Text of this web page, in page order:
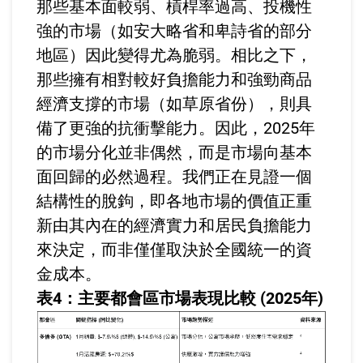
那些基本面較弱、槓桿率過高、投機性
強的市場（如安大略省和卑詩省的部分
地區）因此變得尤為脆弱。相比之下，
那些擁有相對較好負擔能力和強勁商品
經濟支撐的市場（如草原省份），則具
備了更強的抗衝擊能力。因此，2025年
的市場分化並非偶然，而是市場向基本
面回歸的必然過程。我們正在見證一個
結構性的脫鉤，即各地市場的價值正重
新由其內在的經濟實力和居民負擔能力
來決定，而非僅僅取決於全國統一的資
金成本。
表4：主要都會區市場表現比較 (2025年)